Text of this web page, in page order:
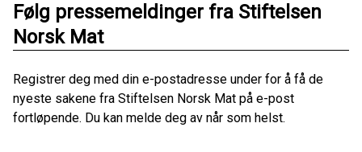
Følg pressemeldinger fra Stiftelsen
Norsk Mat
Registrer deg med din e-postadresse under for å få de
nyeste sakene fra Stiftelsen Norsk Mat på e-post
fortløpende. Du kan melde deg av når som helst.